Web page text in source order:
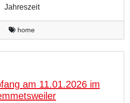
Jahreszeit
home
am 11.01.2026 im